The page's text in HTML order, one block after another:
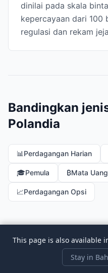
dinilai pada skala
kepercayaan dari 100
regulasi dan rekam
Bandingkan
Polandia
📊 Perdagangan Harian
🎓Pemula ₿Mata
📈Perdagangan Opsi
Bandingkan
This page is also available
Stay in